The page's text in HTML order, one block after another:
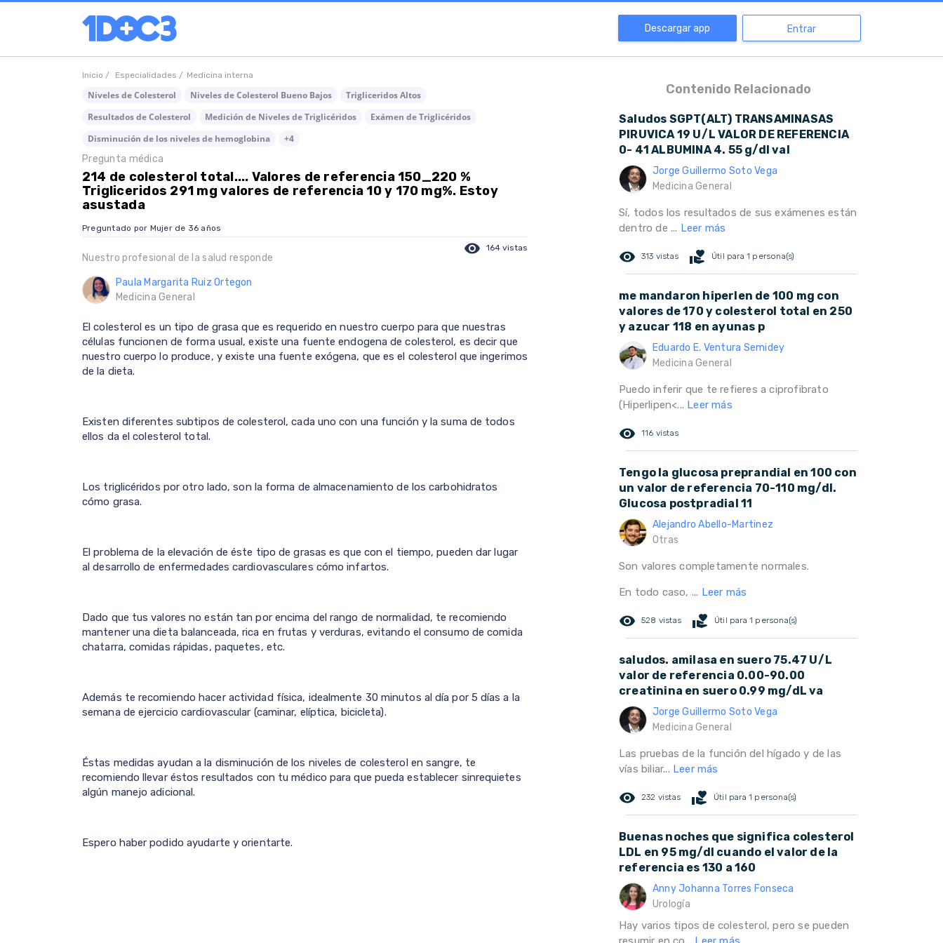
Descargar app Entrar
Inicio / Especialidades / Medicina interna
Niveles de Colesterol Niveles de Colesterol Bueno Bajos
Trigliceridos Altos
Resultados de Colesterol
Medición de Niveles de Triglicéridos
Exámen de Triglicéridos
Disminución de los niveles de hemoglobina
+4
Pregunta médica
214 de colesterol total.... Valores de referencia 150_220 %
Trigliceridos 291 mg valores de referencia 10 y 170 mg%. Estoy
asustada
Preguntado por Mujer de 36 años
visibility 164 vistas
Nuestro profesional de la salud responde
Paula Margarita Ruiz Ortegon
Medicina General
El colesterol es un tipo de grasa que es requerido en nuestro cuerpo para que nuestras
células funcionen de forma usual, existe una fuente endogena de colesterol, es decir que
nuestro cuerpo lo produce, y existe una fuente exógena, que es el colesterol que ingerimos
de la dieta.
Existen diferentes subtipos de colesterol, cada uno con una función y la suma de todos
ellos da el colesterol total.
Los triglicéridos por otro lado, son la forma de almacenamiento de los carbohidratos
cómo grasa.
El problema de la elevación de éste tipo de grasas es que con el tiempo, pueden dar lugar
al desarrollo de enfermedades cardiovasculares cómo infartos.
Dado que tus valores no están tan por encima del rango de normalidad, te recomiendo
mantener una dieta balanceada, rica en frutas y verduras, evitando el consumo de comida
chatarra, comidas rápidas, paquetes, etc.
Además te recomiendo hacer actividad física, idealmente 30 minutos al día por 5 días a la
semana de ejercicio cardiovascular (caminar, elíptica, bicicleta).
Éstas medidas ayudan a la disminución de los niveles de colesterol en sangre, te
recomiendo llevar éstos resultados con tu médico para que pueda establecer sinrequietes
algún manejo adicional.
Espero haber podido ayudarte y orientarte.
Contenido Relacionado
Saludos SGPT(ALT) TRANSAMINASAS
PIRUVICA 19 U/L VALOR DE REFERENCIA
0- 41 ALBUMINA 4. 55 g/dl val
Jorge Guillermo Soto Vega
Medicina General
Sí, todos los resultados de sus exámenes están
dentro de ... Leer más
remove_red_eye 313 vistas volunteer_activism Útil para 1 persona(s)
me mandaron hiperlen de 100 mg con
valores de 170 y colesterol total en 250
y azucar 118 en ayunas p
Eduardo E. Ventura Semidey
Medicina General
Puedo inferir que te refieres a ciprofibrato
(Hiperlipen<... Leer más
remove_red_eye 116 vistas
Tengo la glucosa preprandial en 100 con
un valor de referencia 70-110 mg/dl.
Glucosa postpradial 11
Alejandro Abello-Martinez
Otras
Son valores completamente normales.
En todo caso, ... Leer más
remove_red_eye 528 vistas volunteer_activism Útil para 1 persona(s)
saludos. amilasa en suero 75.47 U/L
valor de referencia 0.00-90.00
creatinina en suero 0.99 mg/dL va
Jorge Guillermo Soto Vega
Medicina General
Las pruebas de la función del hígado y de las
vías biliar... Leer más
remove_red_eye 232 vistas volunteer_activism Útil para 1 persona(s)
Buenas noches que significa colesterol
LDL en 95 mg/dl cuando el valor de la
referencia es 130 a 160
Anny Johanna Torres Fonseca
Urología
Hay varios tipos de colesterol, pero se pueden